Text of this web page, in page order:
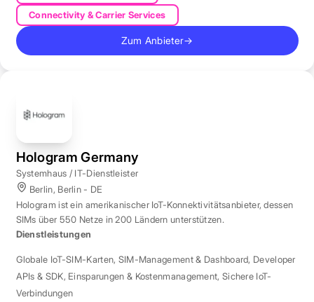
Connectivity & Carrier Services
Zum Anbieter→
Hologram Germany
Systemhaus / IT-Dienstleister
Berlin, Berlin - DE
Hologram ist ein amerikanischer IoT-Konnektivitätsanbieter, dessen
SIMs über 550 Netze in 200 Ländern unterstützen.
Dienstleistungen
Globale IoT-SIM-Karten, SIM-Management & Dashboard, Developer
APIs & SDK, Einsparungen & Kostenmanagement, Sichere IoT-
Verbindungen